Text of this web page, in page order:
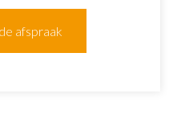
afspraak